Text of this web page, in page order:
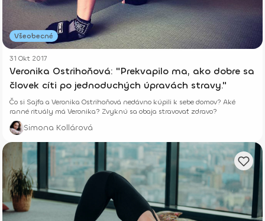
Všeobecné
31 Okt 2017
Veronika Ostrihoňová: "Prekvapilo ma, ako dobre sa
človek cíti po jednoduchých úpravách stravy."
Čo si Sajfa a Veronika Ostrihoňová nedávno kúpili k sebe domov? Aké
ranné rituály má Veronika? Zvyknú sa obaja stravovať zdravo?
Simona Kollárová